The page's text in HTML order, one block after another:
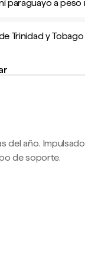
paraguayo a peso
Trinidad y
del año.
de soporte.